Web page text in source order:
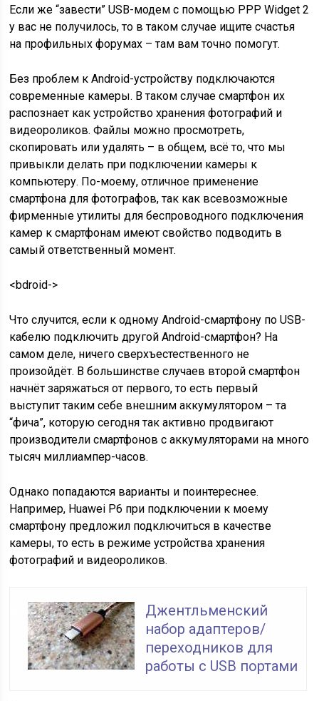
Если же “завести” USB-модем с помощью PPP Widget 2
у вас не получилось, то в таком случае ищите счастья
на профильных форумах – там вам точно помогут.
Без проблем к Android-устройству подключаются
современные камеры. В таком случае смартфон их
распознает как устройство хранения фотографий и
видеороликов. Файлы можно просмотреть,
скопировать или удалять – в общем, всё то, что мы
привыкли делать при подключении камеры к
компьютеру. По-моему, отличное применение
смартфона для фотографов, так как всевозможные
фирменные утилиты для беспроводного подключения
камер к смартфонам имеют свойство подводить в
самый ответственный момент.
<bdroid->
Что случится, если к одному Android-смартфону по USB-
кабелю подключить другой Android-смартфон? На
самом деле, ничего сверхъестественного не
произойдёт. В большинстве случаев второй смартфон
начнёт заряжаться от первого, то есть первый
выступит таким себе внешним аккумулятором – та
“фича”, которую сегодня так активно продвигают
производители смартфонов с аккумуляторами на много
тысяч миллиампер-часов.
Однако попадаются варианты и поинтереснее.
Например, Huawei P6 при подключении к моему
смартфону предложил подключиться в качестве
камеры, то есть в режиме устройства хранения
фотографий и видеороликов.
Джентльменский
набор адаптеров/
переходников для
работы с USB портами